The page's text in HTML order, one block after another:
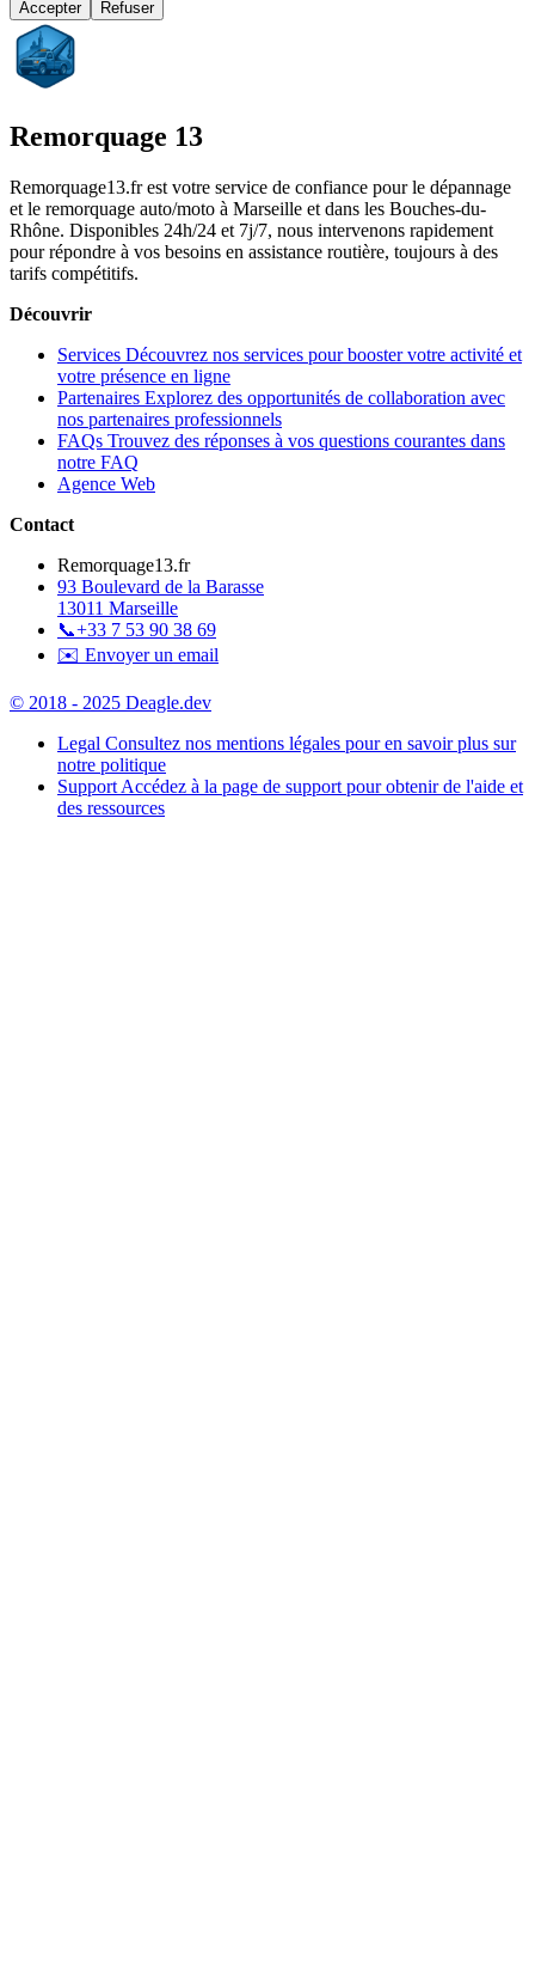
Accepter Refuser
Remorquage 13
Remorquage13.fr est votre service de confiance pour le dépannage
et le remorquage auto/moto à Marseille et dans les Bouches-du-
Rhône. Disponibles 24h/24 et 7j/7, nous intervenons rapidement
pour répondre à vos besoins en assistance routière, toujours à des
tarifs compétitifs.
Découvrir
Services Découvrez nos services pour booster votre activité et
votre présence en ligne
Partenaires Explorez des opportunités de collaboration avec
nos partenaires professionnels
FAQs Trouvez des réponses à vos questions courantes dans
notre FAQ
Agence Web
Contact
Remorquage13.fr
93 Boulevard de la Barasse
13011 Marseille
📞+33 7 53 90 38 69
✉️ Envoyer un email
© 2018 - 2025 Deagle.dev
Legal Consultez nos mentions légales pour en savoir plus sur
notre politique
Support Accédez à la page de support pour obtenir de l'aide et
des ressources